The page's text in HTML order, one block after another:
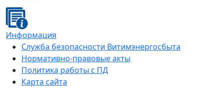
Информация
Служба безопасности Витимэнергосбыта
Нормативно-правовые акты
Политика работы с ПД
Карта сайта